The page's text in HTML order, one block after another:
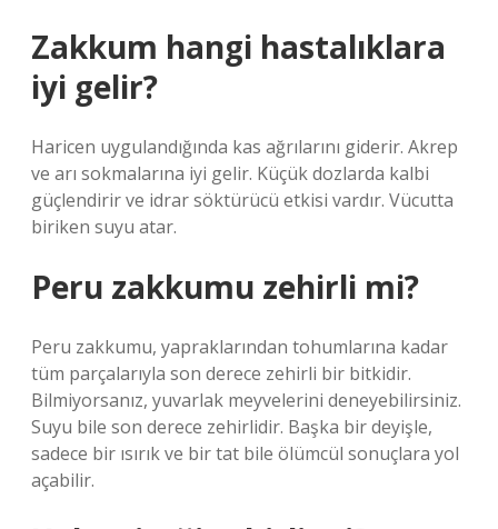
Zakkum hangi hastalıklara
iyi gelir?
Haricen uygulandığında kas ağrılarını giderir. Akrep
ve arı sokmalarına iyi gelir. Küçük dozlarda kalbi
güçlendirir ve idrar söktürücü etkisi vardır. Vücutta
biriken suyu atar.
Peru zakkumu zehirli mi?
Peru zakkumu, yapraklarından tohumlarına kadar
tüm parçalarıyla son derece zehirli bir bitkidir.
Bilmiyorsanız, yuvarlak meyvelerini deneyebilirsiniz.
Suyu bile son derece zehirlidir. Başka bir deyişle,
sadece bir ısırık ve bir tat bile ölümcül sonuçlara yol
açabilir.